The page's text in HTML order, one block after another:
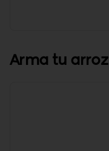
Arma tu arroz